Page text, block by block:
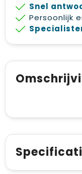
Snel
Persoonlijk